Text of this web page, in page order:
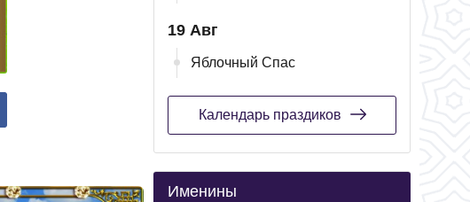
19 Авг
Яблочный Спас
Календарь праздиков
Именины